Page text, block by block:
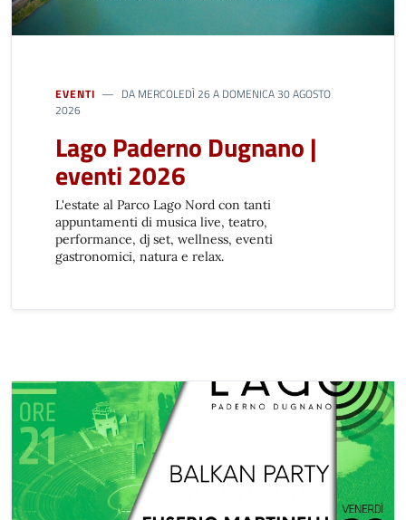
EVENTI
DA MERCOLEDÌ 26 A DOMENICA 30 AGOSTO
2026
Lago Paderno Dugnano |
eventi 2026
L'estate al Parco Lago Nord con tanti
appuntamenti di musica live, teatro,
performance, dj set, wellness, eventi
gastronomici, natura e relax.